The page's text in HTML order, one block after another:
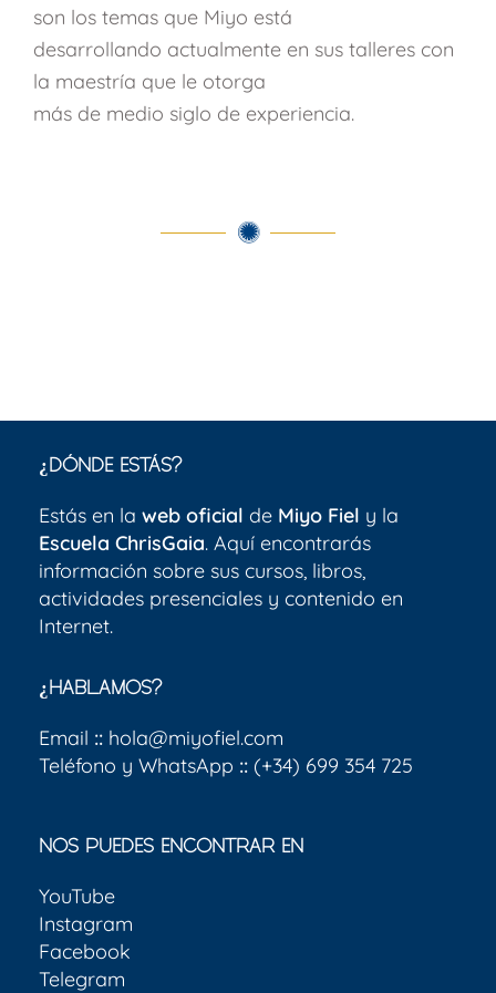
son los temas que Miyo está
desarrollando actualmente en sus talleres con
la maestría que le otorga
más de medio siglo de experiencia.
¿DÓNDE ESTÁS?
Estás en la web oficial de Miyo Fiel y la
Escuela ChrisGaia. Aquí encontrarás
información sobre sus cursos, libros,
actividades presenciales y contenido en
Internet.
¿HABLAMOS?
Email :: hola@miyofiel.com
Teléfono y WhatsApp :: (+34) 699 354 725
NOS PUEDES ENCONTRAR EN
YouTube
Instagram
Facebook
Telegram